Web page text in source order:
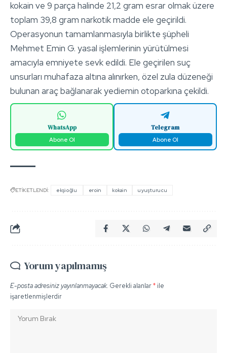
kokain ve 9 parça halinde 21,2 gram esrar olmak üzere
toplam 39,8 gram narkotik madde ele geçirildi.
Operasyonun tamamlanmasıyla birlikte şüpheli
Mehmet Emin G. yasal işlemlerinin yürütülmesi
amacıyla emniyete sevk edildi. Ele geçirilen suç
unsurları muhafaza altına alınırken, özel zula düzeneği
bulunan araç bağlanarak yediemin otoparkına çekildi.
WhatsApp
Abone Ol
Telegram
Abone Ol
ETİKETLENDİ: ekşioğlu eroin kokain uyuşturucu
Yorum yapılmamış
E-posta adresiniz yayınlanmayacak. Gerekli alanlar*ile
işaretlenmişlerdir